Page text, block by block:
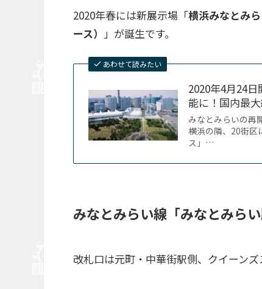
2020年春には新展示場「横浜みなとみ
ース） 」が誕生です。
あわせて読みたい
2020年4月24
能に！国内最
みなとみらいの再
横浜の隣、20街区
ス」…
みなとみらい線「みなとみら
改札口は元町・中華街駅側、クイーン